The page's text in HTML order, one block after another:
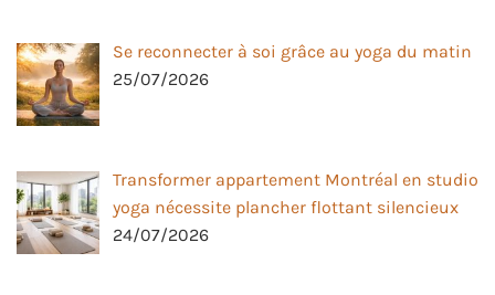
Se reconnecter à soi grâce au yoga du matin
25/07/2026
Transformer appartement Montréal en studio
yoga nécessite plancher flottant silencieux
24/07/2026